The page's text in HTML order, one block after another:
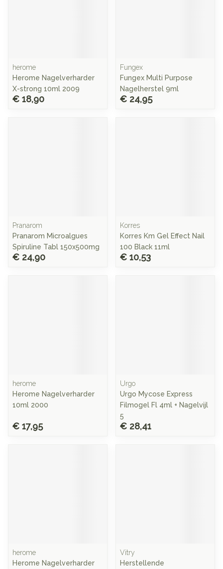
herome
Herome Nagelverharder
X-strong 10ml 2009
€ 18,90
Fungex
Fungex Multi Purpose
Nagelherstel 9ml
€ 24,95
Pranarom
Pranarom Microalgues
Spiruline Tabl 150x500mg
€ 24,90
Korres
Korres Km Gel Effect Nail
100 Black 11ml
€ 10,53
herome
Herome Nagelverharder
10ml 2000
€ 17,95
Urgo
Urgo Mycose Express
Filmogel Fl 4ml + Nagelvijl
5
€ 28,41
herome
Herome Nagelverharder
Vitry
Herstellende